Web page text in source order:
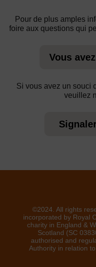
Pour de plus amples
foire aux questions qui
Vous
Si vous avez un souci
veuillez
©2024. All rights
incorporated by Royal
charity in England &
Scotland (SC
authorised and
Authority in relation